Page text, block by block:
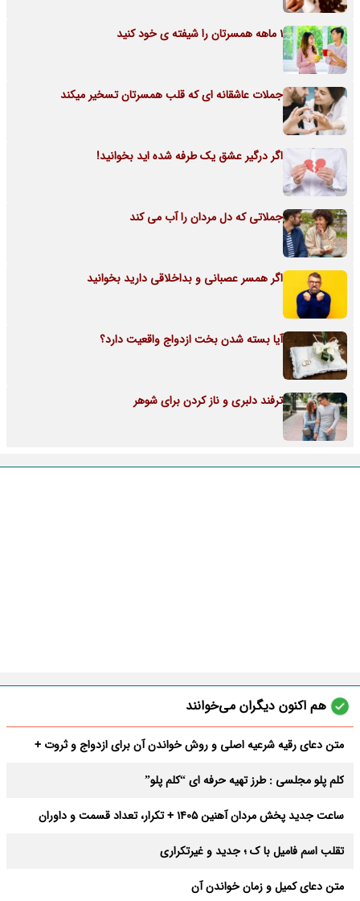
1 ماهه همسرتان را شیفته ی خود کنید
جملات عاشقانه ای که قلب همسرتان تسخیر میکند
اگر درگیر عشق یک طرفه شده اید بخوانید!
جملاتی که دل مردان را آب می کند
اگر همسر عصبانی و بداخلاقی دارید بخوانید
آیا بسته شدن بخت ازدواج واقعیت دارد؟
ترفند دلبری و ناز کردن برای شوهر
هم اکنون دیگران می‌خوانند
متن دعای رقیه شرعیه اصلی و روش خواندن آن برای ازدواج و ثروت +
کلم پلو مجلسی : طرز تهیه حرفه ای “کلم پلو”
ساعت جدید پخش مردان آهنین 1405 + تکرار، تعداد قسمت و داوران
تقلب اسم فامیل با ک ؛ جدید و غیرتکراری
متن دعای کمیل و زمان خواندن آن